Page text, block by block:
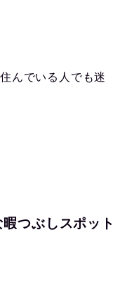
んでいる人でも迷
つぶしスポット